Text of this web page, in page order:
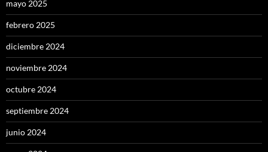
mayo 2025
febrero 2025
diciembre 2024
noviembre 2024
octubre 2024
septiembre 2024
junio 2024